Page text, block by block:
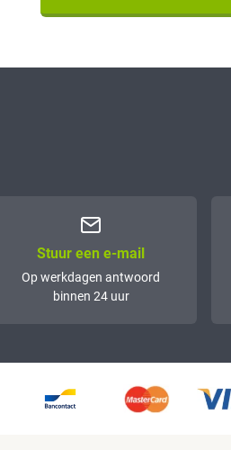
Stuur een e-mail
Op werkdagen antwoord
binnen 24 uur